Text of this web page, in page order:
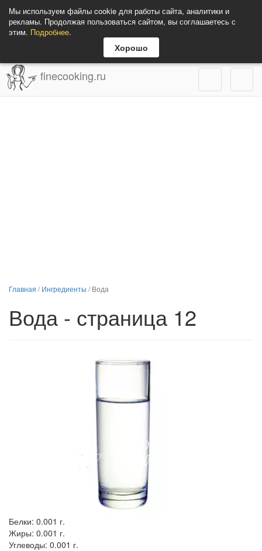
Мы используем файлы cookie для работы сайта, аналитики и
рекламы. Продолжая пользоваться сайтом, вы соглашаетесь с
этим. Подробнее.
Хорошо
finecooking.ru
Главная /Ингредиенты /Вода
Вода - страница 12
Белки: 0.001 г.
Жиры: 0.001 г.
Углеводы: 0.001 г.